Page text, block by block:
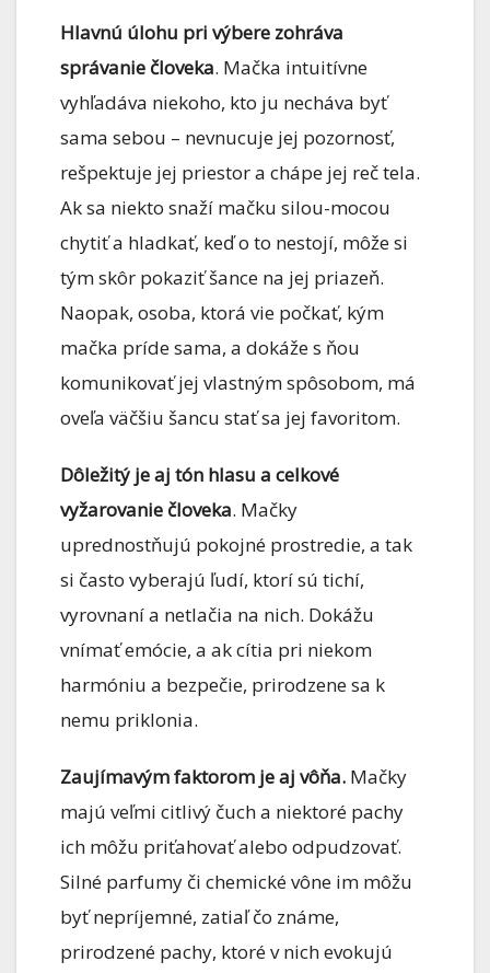
Hlavnú úlohu pri výbere zohráva
správanie človeka. Mačka intuitívne
vyhľadáva niekoho, kto ju necháva byť
sama sebou – nevnucuje jej pozornosť,
rešpektuje jej priestor a chápe jej reč tela.
Ak sa niekto snaží mačku silou-mocou
chytiť a hladkať, keď o to nestojí, môže si
tým skôr pokaziť šance na jej priazeň.
Naopak, osoba, ktorá vie počkať, kým
mačka príde sama, a dokáže s ňou
komunikovať jej vlastným spôsobom, má
oveľa väčšiu šancu stať sa jej favoritom.
Dôležitý je aj tón hlasu a celkové
vyžarovanie človeka. Mačky
uprednostňujú pokojné prostredie, a tak
si často vyberajú ľudí, ktorí sú tichí,
vyrovnaní a netlačia na nich. Dokážu
vnímať emócie, a ak cítia pri niekom
harmóniu a bezpečie, prirodzene sa k
nemu priklonia.
Zaujímavým faktorom je aj vôňa. Mačky
majú veľmi citlivý čuch a niektoré pachy
ich môžu priťahovať alebo odpudzovať.
Silné parfumy či chemické vône im môžu
byť nepríjemné, zatiaľ čo známe,
prirodzené pachy, ktoré v nich evokujú